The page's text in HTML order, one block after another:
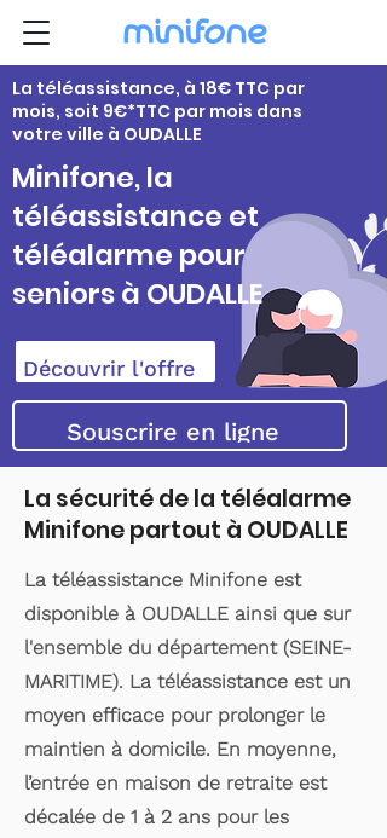
La téléassistance, à 18€ TTC par
mois, soit 9€*TTC par mois dans
votre ville à OUDALLE
Minifone, la
téléassistance et
téléalarme pour
seniors à OUDALLE
Découvrir l'offre
Souscrire en ligne
La sécurité de la téléalarme
Minifone partout à OUDALLE
La téléassistance Minifone est
disponible à OUDALLE ainsi que sur
l'ensemble du département (SEINE-
MARITIME). La téléassistance est un
moyen efficace pour prolonger le
maintien à domicile. En moyenne,
l’entrée en maison de retraite est
décalée de 1 à 2 ans pour les